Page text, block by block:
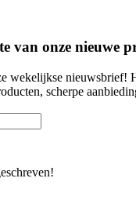
van onze nieuwe
wekelijkse nieuwsbrief!
scherpe